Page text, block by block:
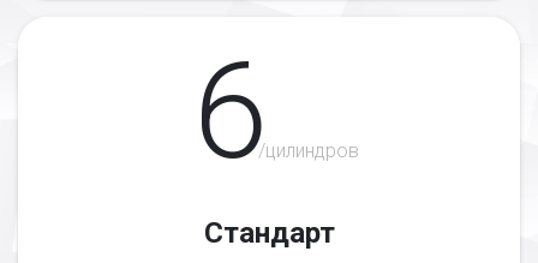
6/цилиндров
Стандарт